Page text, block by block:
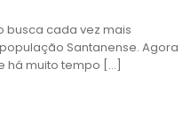
busca cada vez mais
Santanense. Agora
há muito tempo […]